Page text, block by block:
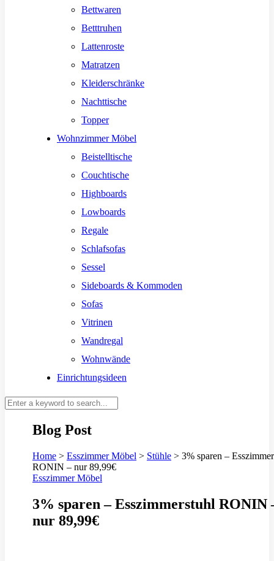
Bettwaren
Betttruhen
Lattenroste
Matratzen
Kleiderschränke
Nachttische
Topper
Wohnzimmer Möbel
Beistelltische
Couchtische
Highboards
Lowboards
Regale
Schlafsofas
Sessel
Sideboards & Kommoden
Sofas
Vitrinen
Wandregal
Wohnwände
Einrichtungsideen
Blog Post
Home > Esszimmer Möbel > Stühle > 3% sparen –
RONIN – nur 89,99€
Esszimmer Möbel
3% sparen – Esszimmerstuhl RONIN
nur 89,99€